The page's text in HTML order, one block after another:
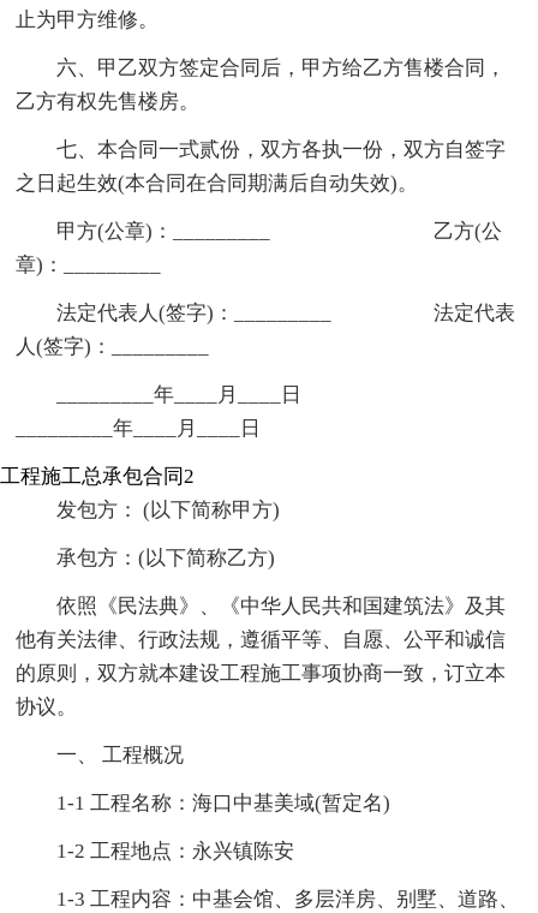
止为甲方维修。
六、甲乙双方签定合同后，甲方给乙方售楼合同，
乙方有权先售楼房。
七、本合同一式贰份，双方各执一份，双方自签字
之日起生效(本合同在合同期满后自动失效)。
甲方(公章)：_________ 乙方(公
章)：_________
法定代表人(签字)：_________ 法定代表
人(签字)：_________
_________年____月____日
_________年____月____日
工程施工总承包合同2
发包方： (以下简称甲方)
承包方：(以下简称乙方)
依照《民法典》、《中华人民共和国建筑法》及其
他有关法律、行政法规，遵循平等、自愿、公平和诚信
的原则，双方就本建设工程施工事项协商一致，订立本
协议。
一、 工程概况
1-1 工程名称：海口中基美域(暂定名)
1-2 工程地点：永兴镇陈安
1-3 工程内容：中基会馆、多层洋房、别墅、道路、